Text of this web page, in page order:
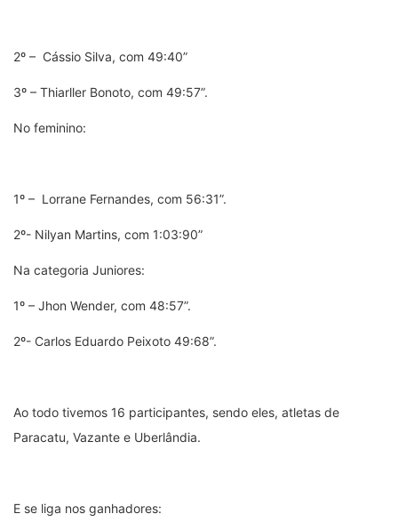
2º – Cássio Silva, com 49:40”
3º – Thiarller Bonoto, com 49:57”.
No feminino:
1º – Lorrane Fernandes, com 56:31”.
2º- Nilyan Martins, com 1:03:90”
Na categoria Juniores:
1º – Jhon Wender, com 48:57”.
2º- Carlos Eduardo Peixoto 49:68”.
Ao todo tivemos 16 participantes, sendo eles, atletas de
Paracatu, Vazante e Uberlândia.
E se liga nos ganhadores: